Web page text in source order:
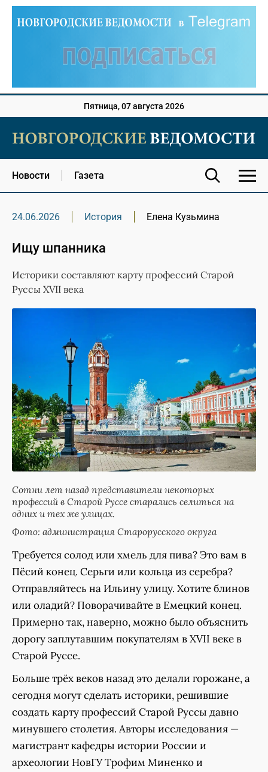
Пятница, 07 августа 2026
Новости Газета
24.06.2026 История Елена Кузьмина
Ищу шпанника
Историки составляют карту профессий Старой
Руссы XVII века
Сотни лет назад представители некоторых
профессий в Старой Руссе старались селиться на
одних и тех же улицах.
Фото: администрация Старорусского округа
Требуется солод или хмель для пива? Это вам в
Пёсий конец. Серьги или кольца из серебра?
Отправляйтесь на Ильину улицу. Хотите блинов
или оладий? Поворачивайте в Емецкий конец.
Примерно так, наверно, можно было объяснить
дорогу заплутавшим покупателям в XVII веке в
Старой Руссе.
Больше трёх веков назад это делали горожане, а
сегодня могут сделать историки, решившие
создать карту профессий Старой Руссы давно
минувшего столетия. Авторы исследования —
магистрант кафедры истории России и
археологии НовГУ Трофим Миненко и